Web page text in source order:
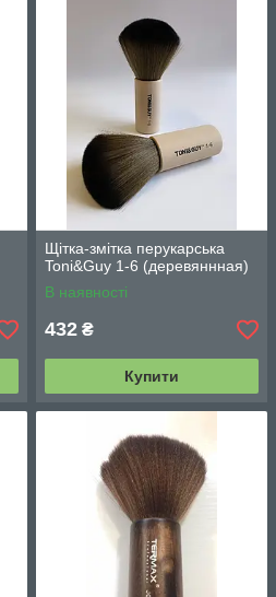
Щітка-змітка перукарська
Toni&Guy 1-6 (деревяннная)
В наявності
432 ₴
Купити